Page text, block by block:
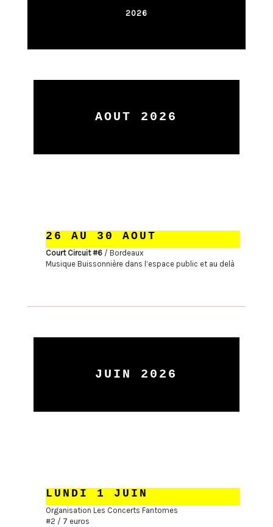
2026
AOUT 2026
26 AU 30 AOUT
Court Circuit #6/ Bordeaux
Musique Buissonnière dans l’espace public et au delà
JUIN 2026
LUNDI 1 JUIN
Organisation Les Concerts Fantomes
#2 / 7 euros